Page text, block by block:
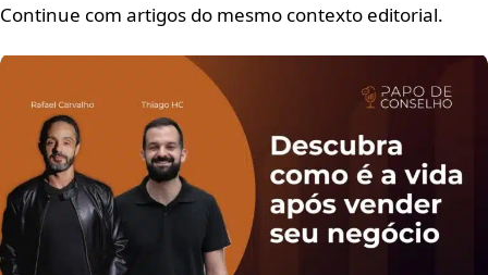
Continue com artigos do mesmo contexto editorial.